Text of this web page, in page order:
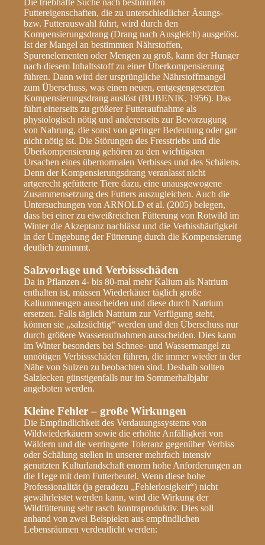
Die triebhafte Suche nach bestimmten
Futtereigenschaften, die zu unterschiedlicher Äsungs-
bzw. Futterauswahl führt, wird durch den
Kompensierungsdrang (Drang nach Ausgleich) ausgelöst.
Ist der Mangel an bestimmten Nährstoffen,
Spurenelementen oder Mengen zu groß, kann der Hunger
nach diesem Inhaltsstoff zu einer Überkompensierung
führen. Dann wird der ursprüngliche Nährstoffmangel
zum Überschuss, was einen neuen, entgegengesetzten
Kompensierungsdrang auslöst (BUBENIK, 1956). Das
führt einerseits zu größerer Futteraufnahme als
physiologisch nötig und andererseits zur Bevorzugung
von Nahrung, die sonst von geringer Bedeutung oder gar
nicht nötig ist. Die Störungen des Fresstriebs und die
Überkompensierung gehören zu den wichtigsten
Ursachen eines übernormalen Verbisses und des Schälens.
Denn der Kompensierungsdrang veranlasst nicht
artgerecht gefütterte Tiere dazu, eine unausgewogene
Zusammensetzung des Futters auszugleichen. Auch die
Untersuchungen von ARNOLD et al. (2005) belegen,
dass bei einer zu eiweißreichen Fütterung von Rotwild im
Winter die Akzeptanz nachlässt und die Verbisshäufigkeit
in der Umgebung der Fütterung durch die Kompensierung
deutlich zunimmt.
Salzvorlage und Verbissschäden
Da in Pflanzen 4- bis 80-mal mehr Kalium als Natrium
enthalten ist, müssen Wiederkäuer täglich große
Kaliummengen ausscheiden und diese durch Natrium
ersetzen. Falls täglich Natrium zur Verfügung steht,
können sie „salzsüchtig“ werden und den Überschuss nur
durch größere Wasseraufnahmen ausscheiden. Dies kann
im Winter besonders bei Schnee- und Wassermangel zu
unnötigen Verbissschäden führen, die immer wieder in der
Nähe von Sulzen zu beobachten sind. Deshalb sollten
Salzlecken günstigenfalls nur im Sommerhalbjahr
angeboten werden.
Kleine Fehler – große Wirkungen
Die Empfindlichkeit des Verdauungssystems von
Wildwiederkäuern sowie die erhöhte Anfälligkeit von
Wäldern und die verringerte Toleranz gegenüber Verbiss
oder Schälung stellen in unserer mehrfach intensiv
genutzten Kulturlandschaft enorm hohe Anforderungen an
die Hege mit dem Futterbeutel. Wenn diese hohe
Professionalität (ja geradezu „Fehlerlosigkeit“) nicht
gewährleistet werden kann, wird die Wirkung der
Wildfütterung sehr rasch kontraproduktiv. Dies soll
anhand von zwei Beispielen aus empfindlichen
Lebensräumen verdeutlicht werden: